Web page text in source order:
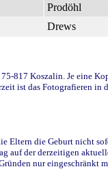
Prodöhl
Drews
817 Koszalin. Je eine
ist das Fotografieren in
Eltern die Geburt nicht
auf der derzeitigen
nur eingeschränkt